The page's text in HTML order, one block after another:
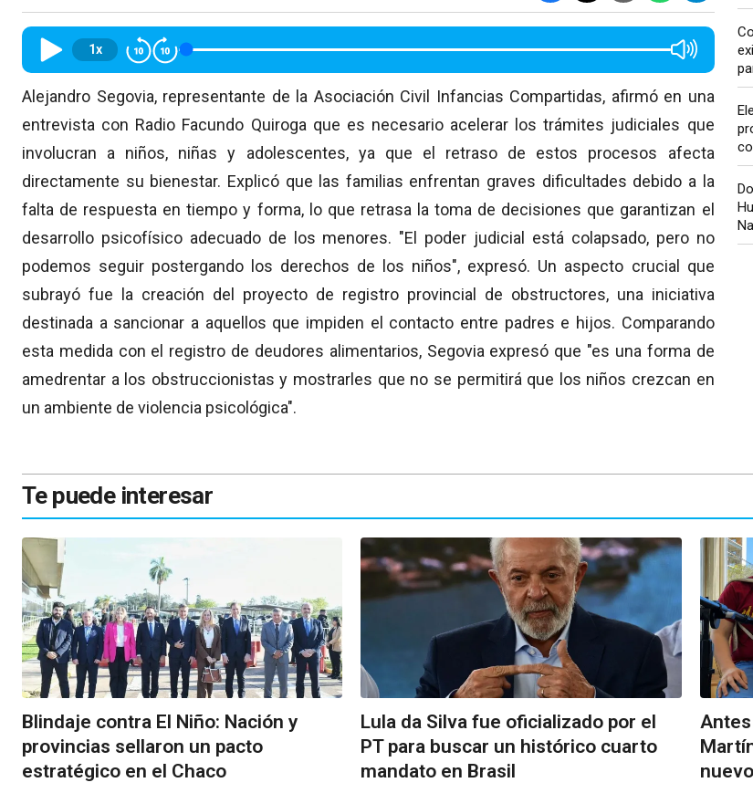
1x
Alejandro Segovia, representante de la Asociación Civil Infancias Compartidas, afirmó en una
entrevista con Radio Facundo Quiroga que es necesario acelerar los trámites judiciales que
involucran a niños, niñas y adolescentes, ya que el retraso de estos procesos afecta
directamente su bienestar. Explicó que las familias enfrentan graves dificultades debido a la
falta de respuesta en tiempo y forma, lo que retrasa la toma de decisiones que garantizan el
desarrollo psicofísico adecuado de los menores. "El poder judicial está colapsado, pero no
podemos seguir postergando los derechos de los niños", expresó. Un aspecto crucial que
subrayó fue la creación del proyecto de registro provincial de obstructores, una iniciativa
destinada a sancionar a aquellos que impiden el contacto entre padres e hijos. Comparando
esta medida con el registro de deudores alimentarios, Segovia expresó que "es una forma de
amedrentar a los obstruccionistas y mostrarles que no se permitirá que los niños crezcan en
un ambiente de violencia psicológica".
Te puede interesar
Blindaje contra El Niño: Nación y
provincias sellaron un pacto
estratégico en el Chaco
Lula da Silva fue oficializado por el
PT para buscar un histórico cuarto
mandato en Brasil